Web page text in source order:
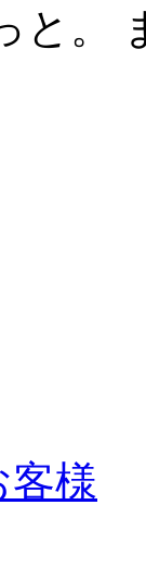
と。
客様